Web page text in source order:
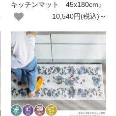
キッチンマット 45x180cm』
10,540円(税込)～